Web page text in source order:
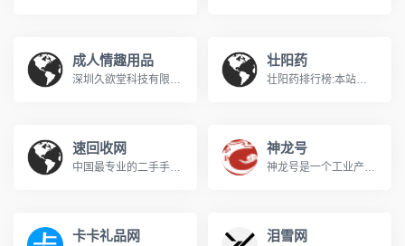
成人情趣用品 壮阳药
速回收网 神龙号
卡卡礼品网 泪雪网